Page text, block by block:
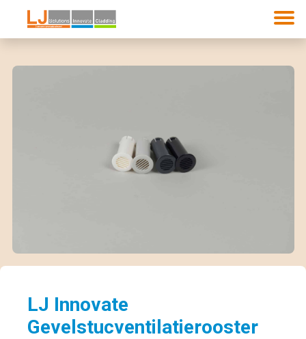
LJ Innovate
Gevelstucventilatierooster